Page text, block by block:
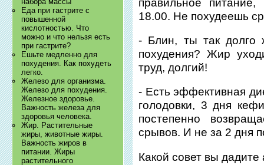
Еда при гастрите с
повышенной
кислотностью. Что
можно и что нельзя есть
при гастрите?
Ешьте медленно для
похудения. Как похудеть
легко.
Железо для организма.
Железо для похудения.
Железное здоровье.
Важность железа для
здоровья человека.
Жир. Растительные
жиры, животные жиры.
Важность жиров в
питании. Жиры
растительного
правильное
18.00. Не похудеешь
- Блин, ты так долго
похудения? Жир
труд, долгий!
- Есть эффективная
голодовки, 3 дня
постепенно
срывов. И не за 2 дня
Какой совет вы дадите